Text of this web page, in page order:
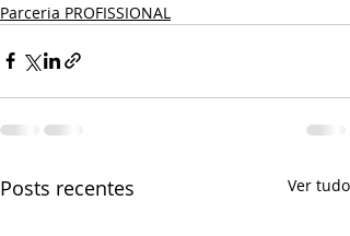
Parceria PROFISSIONAL
Posts recentes Ver tudo